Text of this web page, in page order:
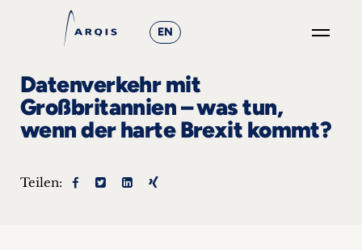
EN
Fokusgruppen
+
Datenverkehr mit
Großbritannien – was tun,
wenn der harte Brexit kommt?
Teilen: